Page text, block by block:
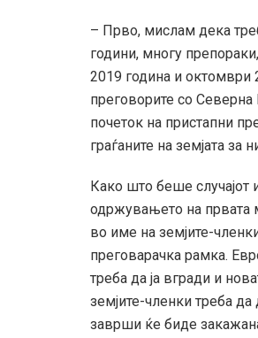
– Прво, мислам дека
години, многу
2019 година и октомври
преговорите со Северна
почеток на пристапни
граѓаните на земјата за
Како што беше случајот
одржувањето на првата
во име на земјите-
преговарачка рамка.
треба да ја вгради и
земјите-членки треба да
заврши ќе биде